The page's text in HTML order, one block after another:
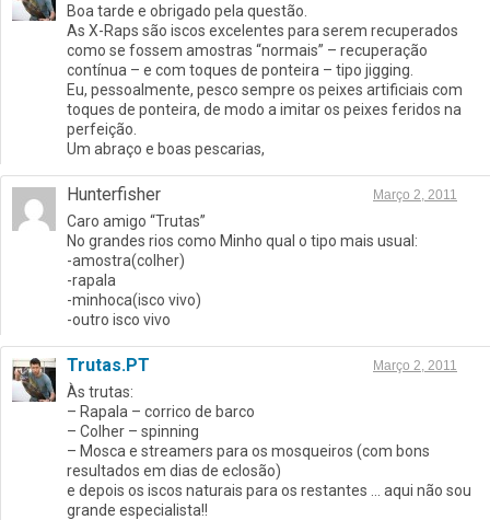
Boa tarde e obrigado pela questão.
As X-Raps são iscos excelentes para serem recuperados
como se fossem amostras “normais” – recuperação
contínua – e com toques de ponteira – tipo jigging.
Eu, pessoalmente, pesco sempre os peixes artificiais com
toques de ponteira, de modo a imitar os peixes feridos na
perfeição.
Um abraço e boas pescarias,
Hunterfisher Março 2, 2011
Caro amigo “Trutas”
No grandes rios como Minho qual o tipo mais usual:
-amostra(colher)
-rapala
-minhoca(isco vivo)
-outro isco vivo
Trutas.PT Março 2, 2011
Às trutas:
– Rapala – corrico de barco
– Colher – spinning
– Mosca e streamers para os mosqueiros (com bons
resultados em dias de eclosão)
e depois os iscos naturais para os restantes … aqui não sou
grande especialista!!